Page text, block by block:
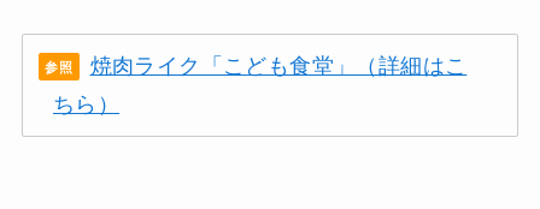
焼肉ライク「こども食堂」（詳細はこ
ちら）